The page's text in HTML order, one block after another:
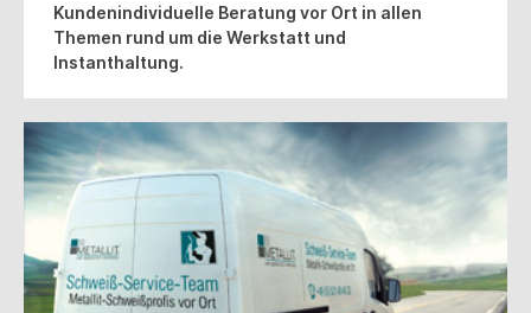
Kundenindividuelle Beratung vor Ort in allen
Themen rund um die Werkstatt und
Instanthaltung.